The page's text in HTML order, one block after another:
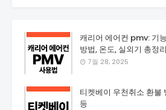
캐리어 에어컨 pmv: 기
방법, 온도, 실외기 총정리
7월 28, 2025
티켓베이 우천취소 환불
등